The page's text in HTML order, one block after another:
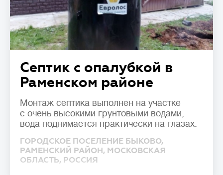
Септик с опалубкой в
Раменском районе
Монтаж септика выполнен на участке
с очень высокими грунтовыми водами,
вода поднимается практически на глазах.
ГОРОДСКОЕ ПОСЕЛЕНИЕ БЫКОВО,
РАМЕНСКИЙ РАЙОН, МОСКОВСКАЯ
ОБЛАСТЬ, РОССИЯ